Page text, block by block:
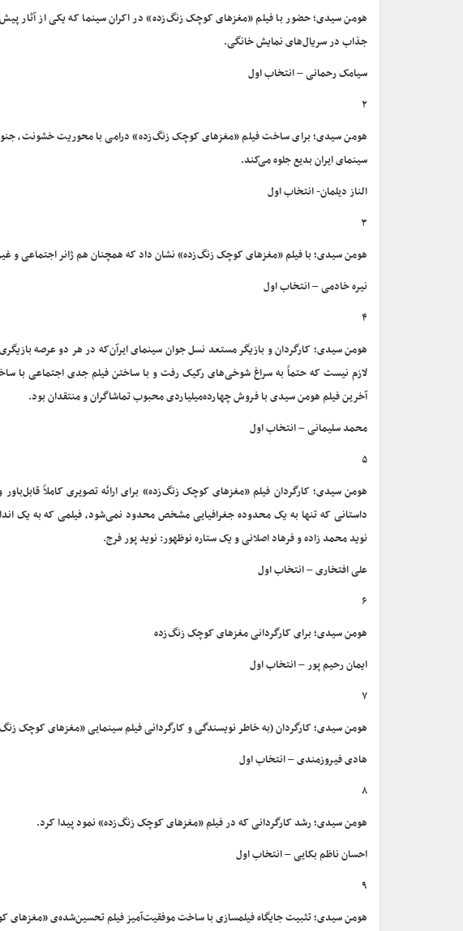
هومن سیدی؛ حضور با فیلم «مغزهای کوچک زنگ‌زده» در اکران سینما که یکی از آثار
جذاب در سریال‌های نمایش خانگی.
سیامک رحمانی – انتخاب اول
۲
هومن سیدی؛ برای ساخت فیلم «مغزهای کوچک زنگ‌زده» درامی با محوریت خشونت،
سینمای ایران بدیع جلوه می‌کند.
الناز دیلمان- انتخاب اول
۳
هومن سیدی؛ با فیلم «مغزهای کوچک زنگ‌زده» نشان داد که همچنان هم ژانر اجتماعی و
نیره خادمی – انتخاب اول
۴
هومن سیدی؛ کارگردان و بازیگر مستعد نسل جوان سینمای ایرآن‌که در هر دو عرصه
لازم نیست که حتماً به سراغ شوخی‌های رکیک رفت و با ساختن فیلم جدی اجتماعی با
آخرین فیلم هومن سیدی با فروش چهارده‌میلیاردی محبوب تماشاگران و منتقدان بود.
محمد سلیمانی – انتخاب اول
۵
هومن سیدی؛ کارگردان فیلم «مغزهای کوچک زنگ‌زده» برای ارائه تصویری کاملاً
داستانی که تنها به یک محدوده جغرافیایی مشخص محدود نمی‌شود، فیلمی که به یک
نوید محمد زاده و فرهاد اصلانی و یک ستاره نوظهور: نوید پور فرج.
علی افتخاری – انتخاب اول
۶
هومن سیدی؛ برای کارگردانی مغزهای کوچک زنگ‌زده
ایمان رحیم پور – انتخاب اول
۷
هومن سیدی؛ کارگردان (به خاطر نویسندگی و کارگردانی فیلم سینمایی «مغزهای کوچک
هادی فیروزمندی – انتخاب اول
۸
هومن سیدی؛ رشد کارگردانی که در فیلم «مغزهای کوچک زنگ‌زده» نمود پیدا کرد.
احسان ناظم بکایی – انتخاب اول
۹
هومن سیدی؛ تثبیت جایگاه فیلمسازی با ساخت موفقیت‌آمیز فیلم تحسین‌شده‌ی «مغزهای